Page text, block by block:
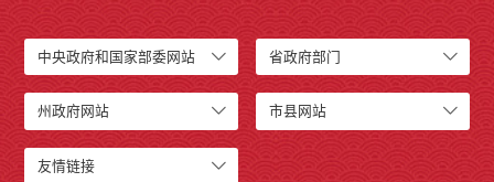
中央政府和国家部委网站 省政府部门
州政府网站 市县网站
友情链接